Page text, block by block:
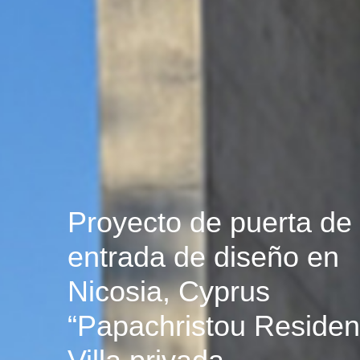
Proyecto de puerta de
entrada de diseño en
Nicosia, Cyprus
“Papachristou